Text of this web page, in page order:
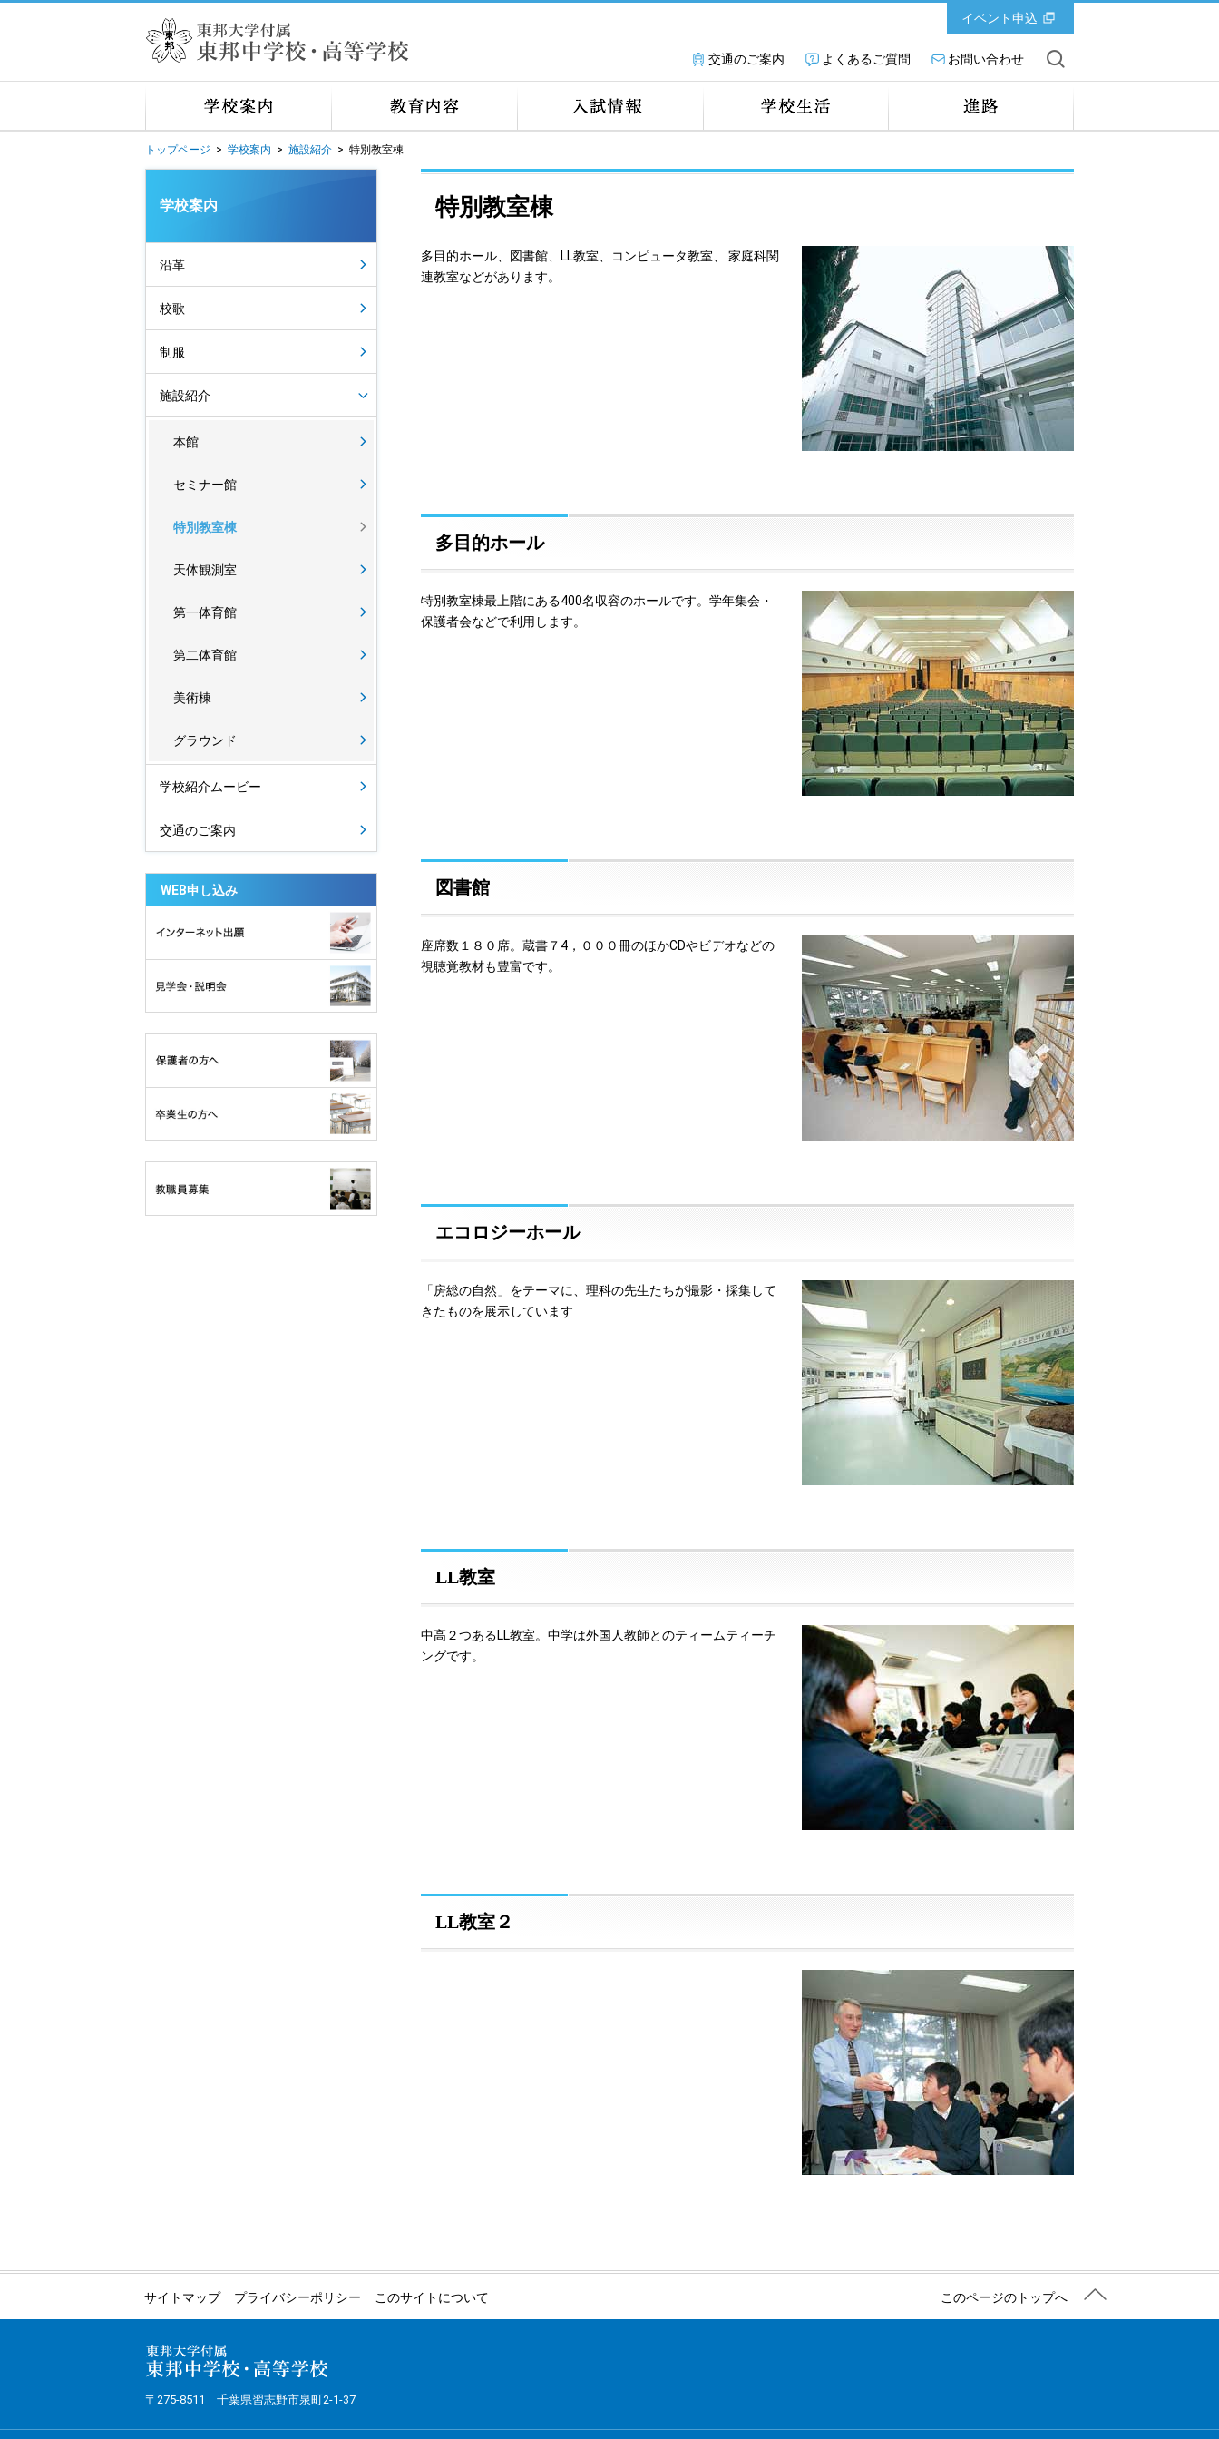
イベント申込
交通のご案内 よくあるご質問 お問い合わせ
トップページ > 学校案内 > 施設紹介 > 特別教室棟
特別教室棟
多目的ホール、図書館、LL教室、コンピュータ教室、 家庭科関
連教室などがあります。
多目的ホール
特別教室棟最上階にある400名収容のホールです。学年集会・
保護者会などで利用します。
図書館
座席数１８０席。蔵書７4，０００冊のほかCDやビデオなどの
視聴覚教材も豊富です。
エコロジーホール
「房総の自然」をテーマに、理科の先生たちが撮影・採集して
きたものを展示しています
LL教室
中高２つあるLL教室。中学は外国人教師とのティームティーチ
ングです。
LL教室２
学校案内
沿革
校歌
制服
施設紹介
本館
セミナー館
特別教室棟
天体観測室
第一体育館
第二体育館
美術棟
グラウンド
学校紹介ムービー
交通のご案内
WEB申し込み
このページのトップへ
サイトマップ プライバシーポリシー このサイトについて
〒275-8511 千葉県習志野市泉町2-1-37